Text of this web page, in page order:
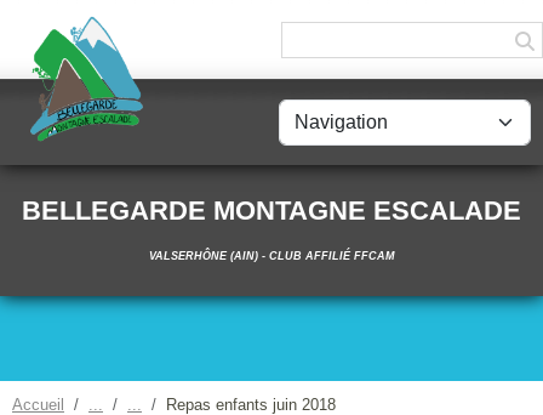
BELLEGARDE MONTAGNE ESCALADE
VALSERHÔNE (AIN) - CLUB AFFILIÉ FFCAM
Accueil Repas enfants juin 2018
Panneau de gestion des cookies